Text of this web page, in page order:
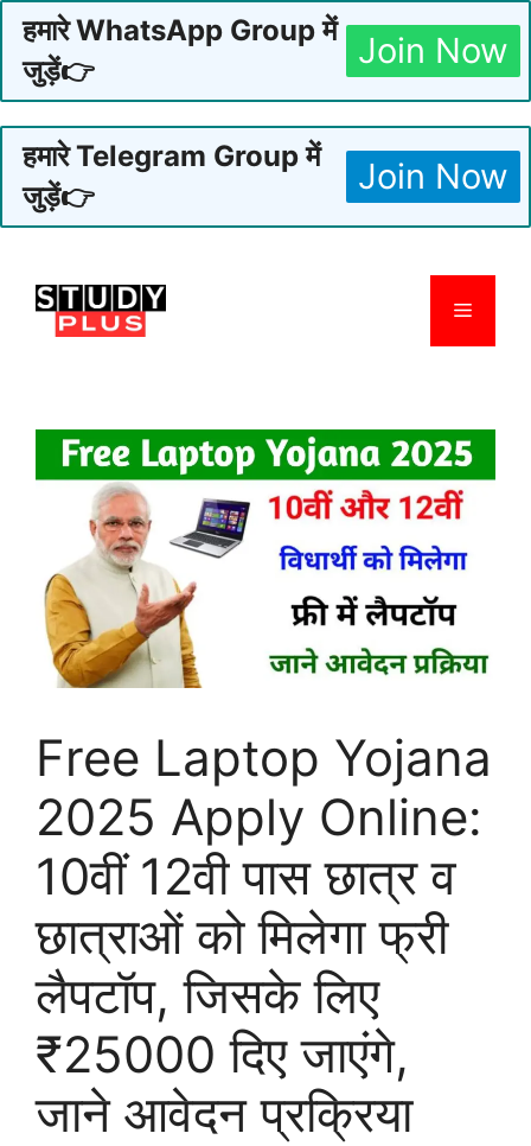
हमारे WhatsApp Group में
जुड़ें👉
Join Now
हमारे Telegram Group में
जुड़ें👉
Join Now
content
Menu
Free Laptop Yojana
2025 Apply Online:
10वीं 12वी पास छात्र व
छात्राओं को मिलेगा फ्री
लैपटॉप, जिसके लिए
₹25000 दिए जाएंगे,
जाने आवेदन प्रक्रिया